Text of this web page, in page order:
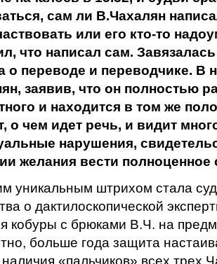
сам ли В.Чахалян
или его кто-то
что написал сам.
о переводе и переводчике. В
заявив, что он полностью
и находится в том же
о чем идет речь, и видит
нарушения,
желания вести полноценное
уникальным штрихом стала
о дактилоскопической
кобуры с брюками В.Ч. на
больше года защита
«пальчиков» всех трех